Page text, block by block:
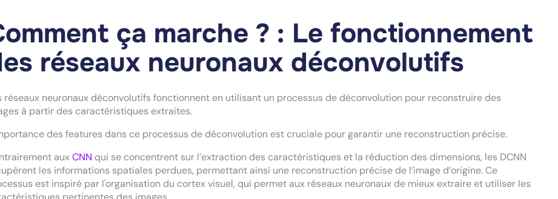
ça marche ? : Le fonctionnement
réseaux neuronaux déconvolutifs
réseaux neuronaux déconvolutifs fonctionnent en utilisant un processus de déconvolution pour reconstruire des
à partir des caractéristiques extraites.
des features dans ce processus de déconvolution est cruciale pour garantir une reconstruction précise.
auxCNN qui se concentrent sur l’extraction des caractéristiques et la réduction des dimensions, les DCNN
les informations spatiales perdues, permettant ainsi une reconstruction précise de l’image d’origine. Ce
est inspiré par l'organisation du cortex visuel, qui permet aux réseaux neuronaux de mieux extraire et utiliser les